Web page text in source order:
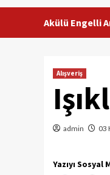
Akülü Engelli
Alışveriş
admin 03
Yazıyı Sosyal